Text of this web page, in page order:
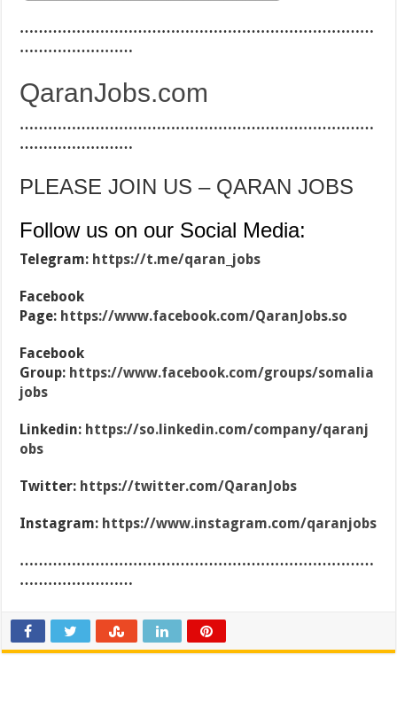
…………………………………………………………………
……………………
QaranJobs.com
…………………………………………………………………
……………………
PLEASE JOIN US – QARAN JOBS
Follow us on our Social Media:
Telegram: https://t.me/qaran_jobs
Facebook
Page: https://www.facebook.com/QaranJobs.so
Facebook
Group: https://www.facebook.com/groups/somalia
jobs
Linkedin: https://so.linkedin.com/company/qaranj
obs
Twitter: https://twitter.com/QaranJobs
Instagram: https://www.instagram.com/qaranjobs
…………………………………………………………………
……………………